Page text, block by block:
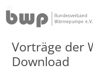
Vorträge der
Download